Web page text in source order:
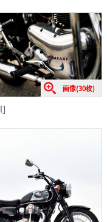
画像(30枚)